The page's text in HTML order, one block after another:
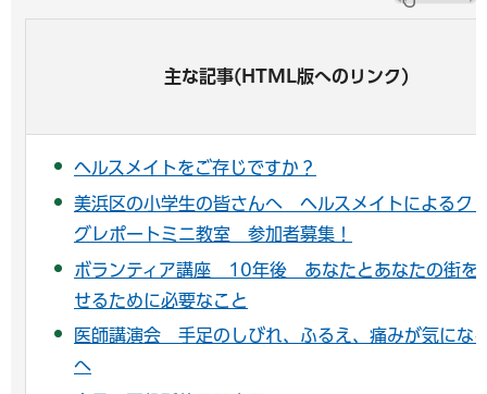
主な記事(HTML版へのリンク)
ヘルスメイトをご存じですか？
美浜区の小学生の皆さんへ ヘルスメイトによるク
グレポートミニ教室 参加者募集！
ボランティア講座 10年後 あなたとあなたの街を
せるために必要なこと
医師講演会 手足のしびれ、ふるえ、痛みが気にな
へ